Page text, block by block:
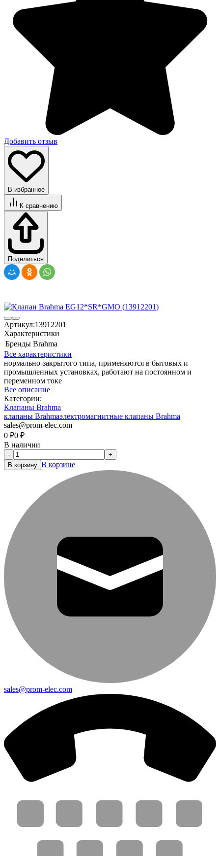
Добавить отзыв
В избранное
К сравнению
Поделиться
Артикул:13912201
Характеристики
Бренды Brahma
Все характеристики
нормально-закрытого типа, применяются в бытовых и
промышленных установках, работают на постоянном и
переменном токе
Все описание
Категории:
Клапаны Brahma
клапаны Brahmaэлектромагнитные клапаны Brahma
sales@prom-elec.com
0 ₽0 ₽
В наличии
-
+
В корзину В корзине
sales@prom-elec.com